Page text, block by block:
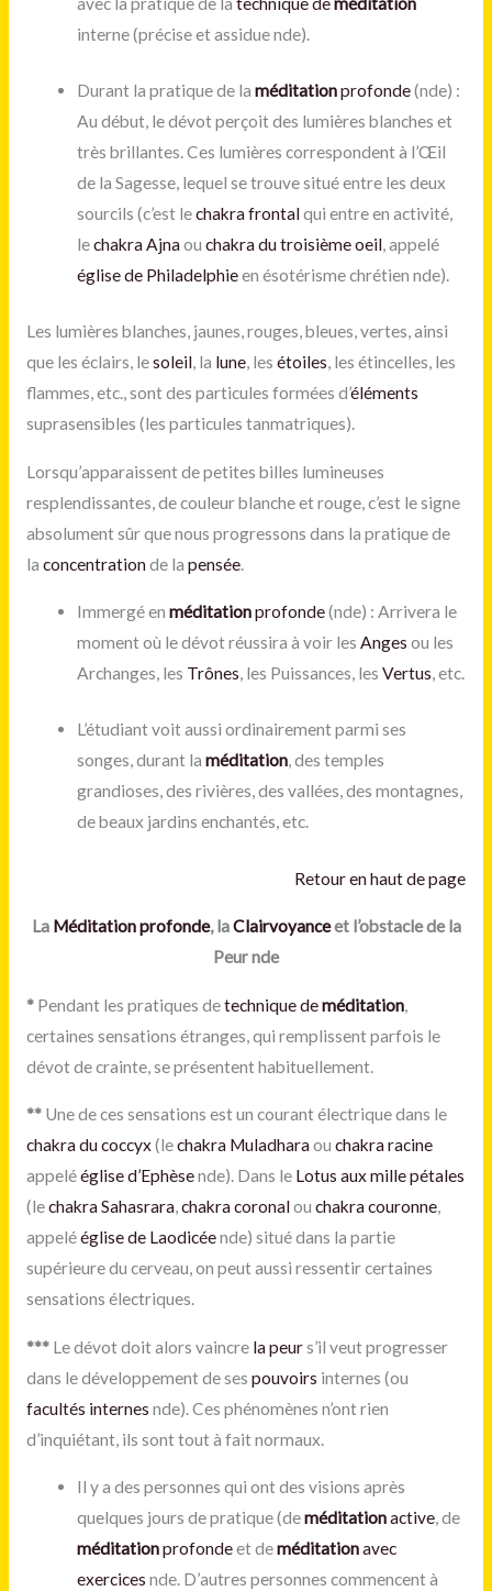
interne (précise et assidue nde).
Durant la pratique de laméditationprofonde(nde) :
Au début, le dévot perçoit des lumières blanches et
très brillantes. Ces lumières correspondent à l’Œil
de la Sagesse, lequel se trouve situé entre les deux
sourcils (c’est lechakra frontalqui entre en activité,
lechakra Ajnaouchakra du troisième oeil, appelé
église de Philadelphieen ésotérisme chrétien nde).
Les lumières blanches, jaunes, rouges, bleues, vertes, ainsi
que les éclairs, lesoleil, la lune, les étoiles, les étincelles, les
flammes, etc., sont des particules formées d’éléments
suprasensibles (les particules tanmatriques).
Lorsqu’apparaissent de petites billes lumineuses
resplendissantes, de couleur blanche et rouge, c’est le signe
absolument sûr que nous progressons dans la pratique de
la concentrationde la pensée.
Immergé enméditationprofonde(nde) : Arrivera le
moment où le dévot réussira à voir lesAnges ou les
Archanges, les Trônes, les Puissances, lesVertus, etc.
L’étudiant voit aussi ordinairement parmi ses
songes, durant laméditation, des temples
grandioses, des rivières, des vallées, des montagnes,
de beaux jardins enchantés, etc.
Retour en haut de page
La Méditationprofonde, laClairvoyanceet l’obstacle de la
Peur nde
*Pendant les pratiques detechnique deméditation,
certaines sensations étranges, qui remplissent parfois le
dévot de crainte, se présentent habituellement.
**Une de ces sensations est un courant électrique dans le
chakra du coccyx(lechakra Muladharaou chakra racine
appelééglise d’Ephèsende). Dans le Lotus aux mille pétales
(lechakra Sahasrara,chakra coronalou chakra couronne,
appelééglise de Laodicéende) situé dans la partie
supérieure du cerveau, on peut aussi ressentir certaines
sensations électriques.
***Le dévot doit alors vaincre la peurs’il veut progresser
dans le développement de ses pouvoirs internes (ou
facultés internes nde). Ces phénomènes n’ont rien
d’inquiétant, ils sont tout à fait normaux.
Il y a des personnes qui ont des visions après
quelques jours de pratique (deméditationactive, de
méditationprofondeet deméditationavec
exercices nde. D’autres personnes commencent à